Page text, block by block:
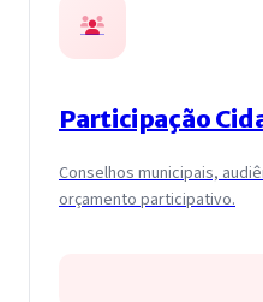
Participação
Conselhos municipais,
orçamento participativo.